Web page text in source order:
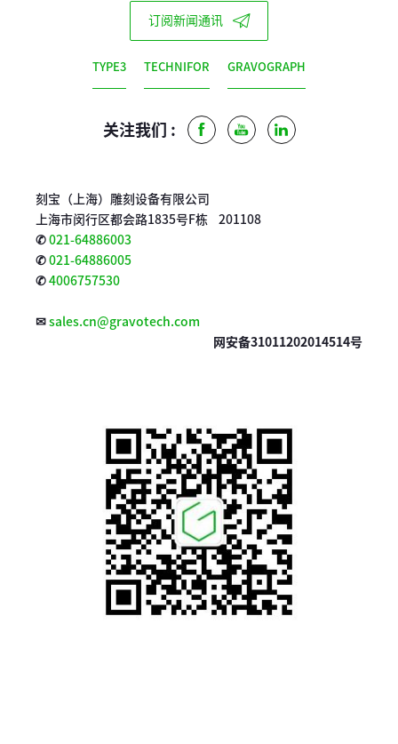
订阅新闻通讯
TYPE3 TECHNIFOR GRAVOGRAPH
关注我们 : FacebookYoutubeLinkedIn
刻宝（上海）雕刻设备有限公司
上海市闵行区都会路1835号F栋 201108
✆021-64886003
✆021-64886005
✆4006757530
✉sales.cn@gravotech.com
网安备31011202014514号